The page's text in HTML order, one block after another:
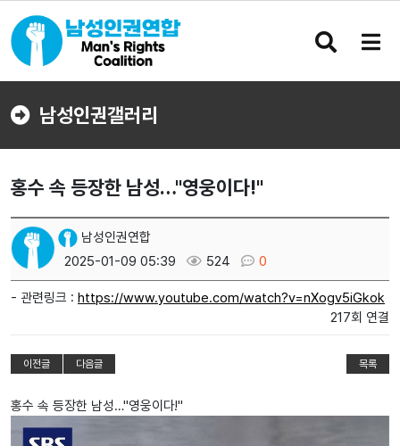
검
버
메
버
남성인권갤러리
홍수 속 등장한 남성…"영웅이다!"
남성인권연합
2025-01-09 05:39
524 0
- 관련링크 : https://www.youtube.com/watch?v=nXogv5iGkok
217회 연결
이전글 다음글 목록
홍수 속 등장한 남성…"영웅이다!"